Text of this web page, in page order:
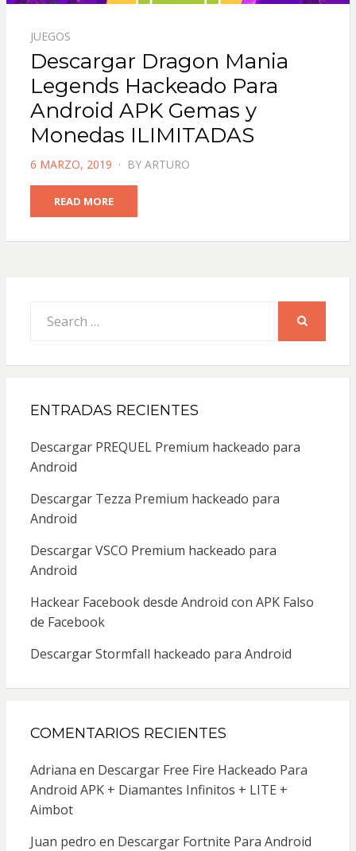
JUEGOS
Descargar Dragon Mania
Legends Hackeado Para
Android APK Gemas y
Monedas ILIMITADAS
POSTED
6 MARZO, 2019 BY ARTURO
READ MORE
for:
ENTRADAS RECIENTES
Descargar PREQUEL Premium hackeado para
Android
Descargar Tezza Premium hackeado para
Android
Descargar VSCO Premium hackeado para
Android
Hackear Facebook desde Android con APK Falso
de Facebook
Descargar Stormfall hackeado para Android
COMENTARIOS RECIENTES
Adriana en Descargar Free Fire Hackeado Para
Android APK + Diamantes Infinitos + LITE +
Aimbot
Juan pedro en Descargar Fortnite Para Android